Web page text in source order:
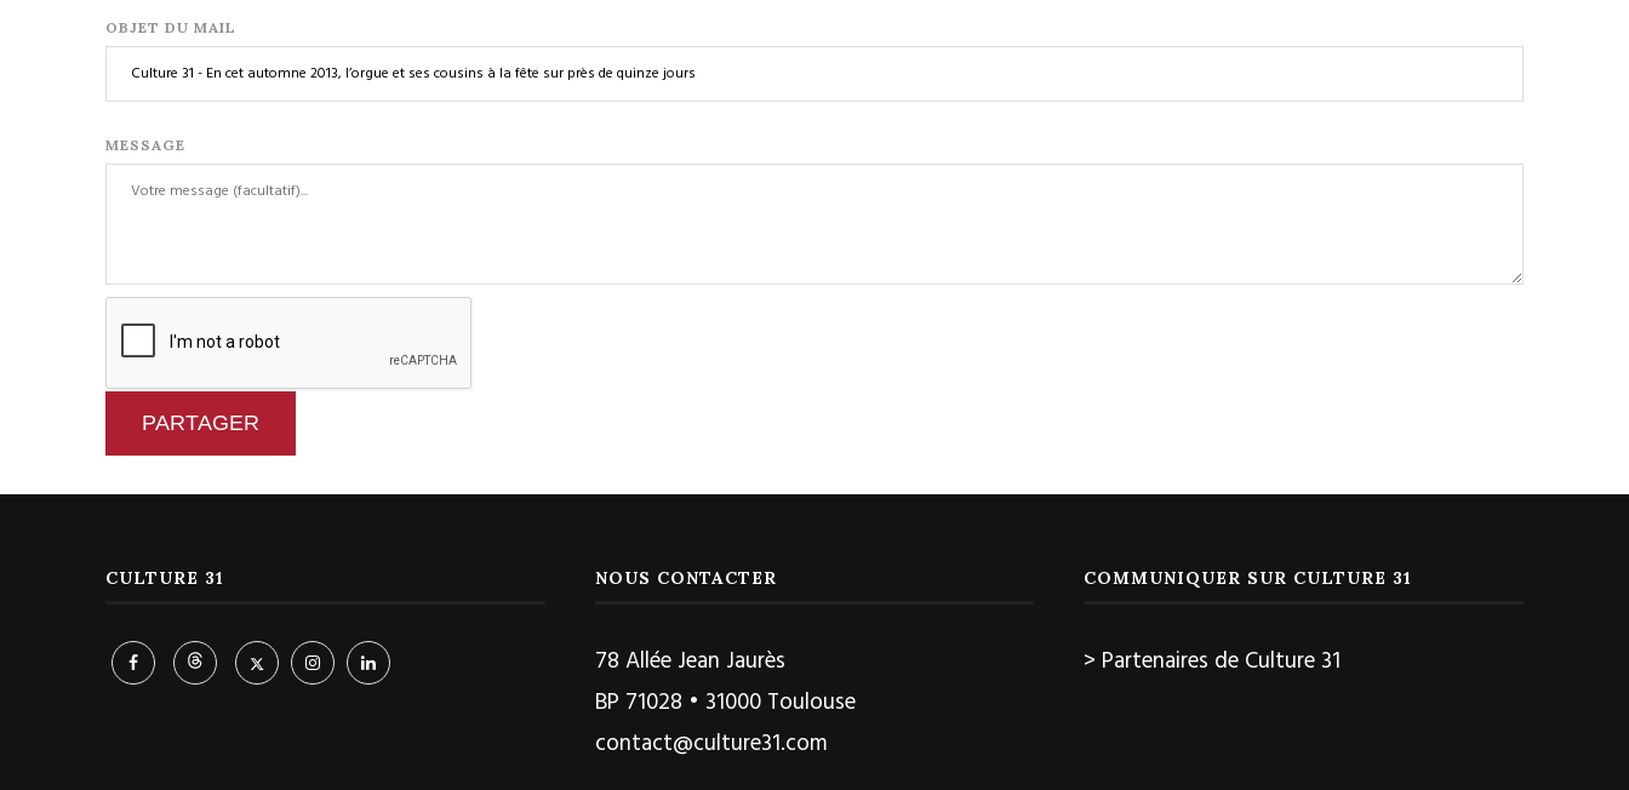
OBJET DU MAIL
MESSAGE
PARTAGER
CULTURE 31 NOUS CONTACTER
78 Allée Jean Jaurès
BP 71028 • 31000 Toulouse
contact@culture31.com
COMMUNIQUER SUR CULTURE 31
> Partenaires de Culture 31